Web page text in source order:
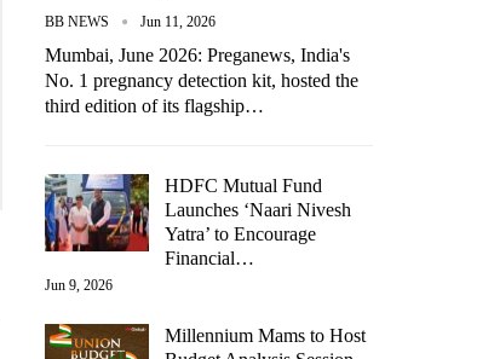
BB NEWS Jun 11, 2026
Mumbai, June 2026: Preganews, India's
No. 1 pregnancy detection kit, hosted the
third edition of its flagship…
HDFC Mutual Fund
Launches ‘Naari Nivesh
Yatra’ to Encourage
Financial…
Jun 9, 2026
Millennium Mams to Host